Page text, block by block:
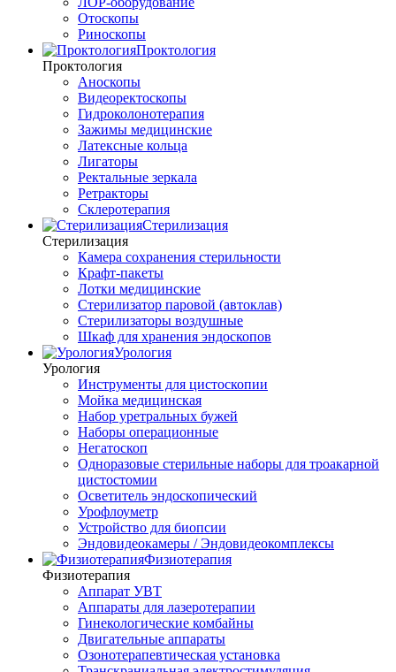
Отоскопы
Риноскопы
Проктология
Проктология
Аноскопы
Видеоректоскопы
Гидроколонотерапия
Зажимы медицинские
Латексные кольца
Лигаторы
Ректальные зеркала
Ретракторы
Склеротерапия
Стерилизация
Стерилизация
Камера сохранения стерильности
Крафт-пакеты
Лотки медицинские
Стерилизатор паровой (автоклав)
Стерилизаторы воздушные
Шкаф для хранения эндоскопов
Урология
Урология
Инструменты для цистоскопии
Мойка медицинская
Набор уретральных бужей
Наборы операционные
Негатоскоп
Одноразовые стерильные наборы для троакарной
цистостомии
Осветитель эндоскопический
Урофлоуметр
Устройство для биопсии
Эндовидеокамеры / Эндовидеокомплексы
Физиотерапия
Физиотерапия
Аппарат УВТ
Аппараты для лазеротерапии
Гинекологические комбайны
Двигательные аппараты
Озонотерапевтическая установка